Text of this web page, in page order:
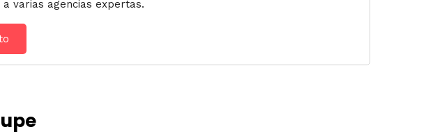
varias agencias expertas.